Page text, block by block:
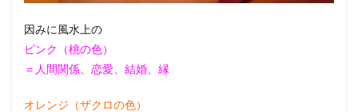
因みに風水上の
ピンク（桃の色）
＝人間関係、恋愛、結婚、縁
オレンジ（ザクロの色）